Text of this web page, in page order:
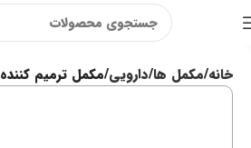
خانه مکمل ها دارویی مکمل ترمیم کننده